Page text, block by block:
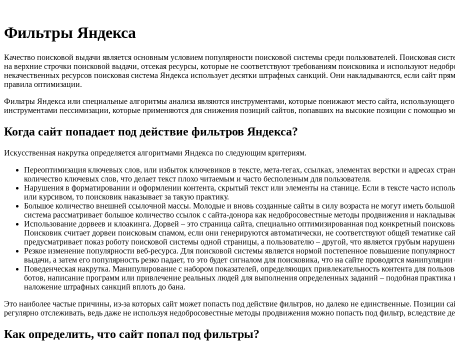
Фильтры Яндекса
Качество поисковой выдачи является основным условием популярности поисковой системы среди пользователей. Поисковая
на верхние строчки поисковой выдачи, отсекая ресурсы, которые не соответствуют требованиям поисковика и используют
некачественных ресурсов поисковая система Яндекса использует десятки штрафных санкций. Они накладываются, если сайт
правила оптимизации.
Фильтры Яндекса или специальные алгоритмы анализа являются инструментами, которые понижают место сайта,
инструментами пессимизации, которые применяются для снижения позиций сайтов, попавших на высокие позиции с помощью
Когда сайт попадает под действие фильтров Яндекса?
Искусственная накрутка определяется алгоритмами Яндекса по следующим критериям.
Переоптимизация ключевых слов, или избыток ключевиков в тексте, мета-тегах, ссылках, элементах верстки и адресах
количество ключевых слов, что делает текст плохо читаемым и часто бесполезным для пользователя.
Нарушения в форматировании и оформлении контента, скрытый текст или элементы на станице. Если в тексте часто
или курсивом, то поисковик наказывает за такую практику.
Большое количество внешней ссылочной массы. Молодые и вновь созданные сайты в силу возраста не могут иметь
система рассматривает большое количество ссылок с сайта-донора как недобросовестные методы продвижения и
Использование дорвеев и клоакинга. Дорвей – это страница сайта, специально оптимизированная под конкретный
Поисковик считает дорвеи поисковым спамом, если они генерируются автоматически, не соответствуют общей тематике
предусматривает показ роботу поисковой системы одной страницы, а пользователю – другой, что является грубым
Резкое изменение популярности веб-ресурса. Для поисковой системы является нормой постепенное повышение
выдачи, а затем его популярность резко падает, то это будет сигналом для поисковика, что на сайте проводятся
Поведенческая накрутка. Манипулирование с набором показателей, определяющих привлекательность контента для
ботов, написание программ или привлечение реальных людей для выполнения определенных заданий – подобная практика
наложение штрафных санкций вплоть до бана.
Это наиболее частые причины, из-за которых сайт может попасть под действие фильтров, но далеко не единственные. Позиции
регулярно отслеживать, ведь даже не используя недобросовестные методы продвижения можно попасть под фильтр, вследствие
Как определить, что сайт попал под фильтры?